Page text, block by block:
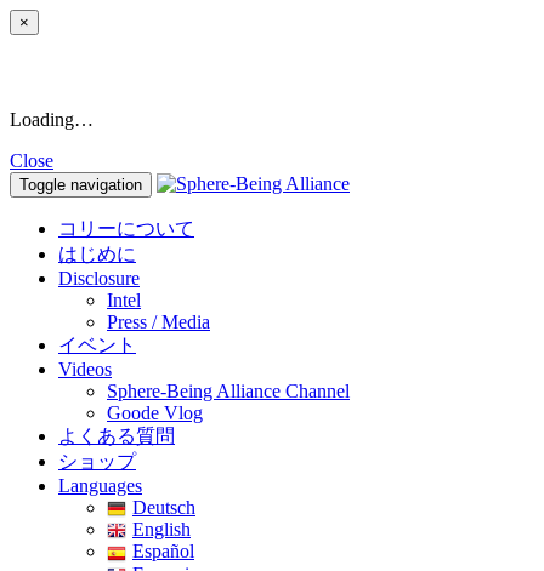
×
Loading…
Close
Toggle navigation
コリーについて
はじめに
Disclosure
Intel
Press / Media
イベント
Videos
Sphere-Being Alliance Channel
Goode Vlog
よくある質問
ショップ
Languages
Deutsch
English
Español